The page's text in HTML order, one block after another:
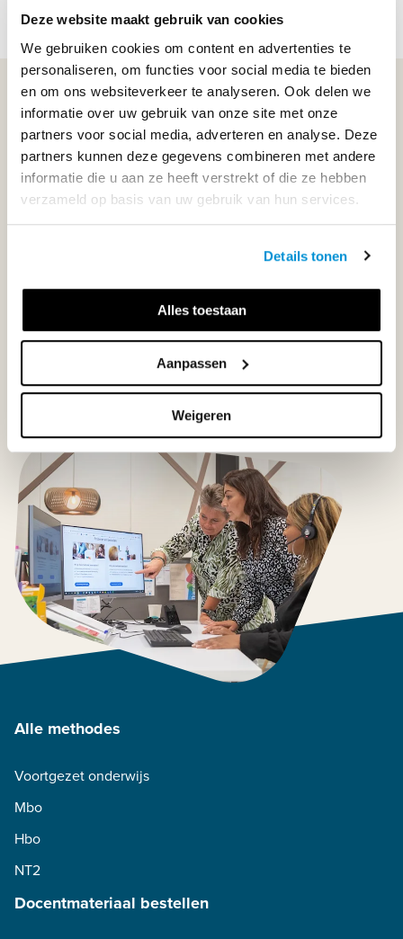
Deze website maakt gebruik van cookies
We gebruiken cookies om content en advertenties te
personaliseren, om functies voor social media te bieden
en om ons websiteverkeer te analyseren. Ook delen we
informatie over uw gebruik van onze site met onze
partners voor social media, adverteren en analyse. Deze
partners kunnen deze gegevens combineren met andere
informatie die u aan ze heeft verstrekt of die ze hebben
verzameld op basis van uw gebruik van hun services.
Details tonen
Alles toestaan
Aanpassen
Weigeren
Lees meer
WIJ STAAN VOOR JE KLAAR!
033-4483000
Maandag t/m vrijdag | 08.00 - 17.00 uur
Klantenservice
Alle methodes
Voortgezet onderwijs
Mbo
Hbo
NT2
Docentmateriaal bestellen